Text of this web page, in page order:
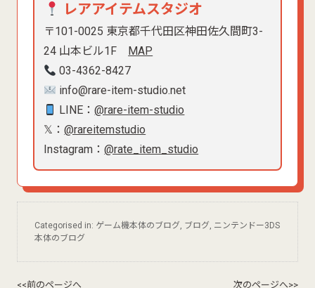
レアアイテムスタジオ
〒101-0025 東京都千代田区神田佐久間町3-
24 山本ビル1F
MAP
03-4362-8427
info@rare-item-studio.net
LINE：@rare-item-studio
𝕏：@rareitemstudio
Instagram：@rate_item_studio
Categorised in: ゲーム機本体のブログ, ブログ, ニンテンドー3DS
本体のブログ
<<前のページへ 次のページへ>>